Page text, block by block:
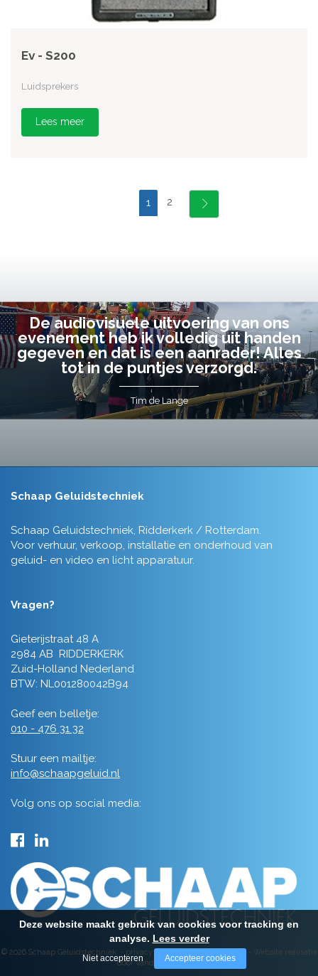
Ev - S200
Luidsprekers
Lees meer
1 2
De audiovisuele uitvoering van ons
evenement heb ik volledig uit handen
gegeven en dat is een aanrader! Alles
tot in de puntjes verzorgd.
Tim de Lange
Schaap Geluidstechniek
Schaap Geluidstechniek, Ridderkerk / Rotterdam.
Voor verhuur, verkoop, installatie en onderhoud van
geluid- en video en licht apparatuur.
Vragen?
Gieterijstraat 48 A
2984 AB RIDDERKERK
Zuid-Holland Nederland
BTW: NL001280042B94
Geef een belletje:
010 - 476 31 32
Stuur een mailtje:
info@schaapgeluid.nl
Volg ons op social media:
© 2026 Schaap Geluidstechniek - privacy - algemene voorwaarden- Website realisatie
door Vanderperk Groep
Deze website maakt gebruik van cookies voor tracking en
analyse. Lees verder
Niet accepteren Accepteer cookies